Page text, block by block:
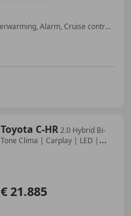
Trekhaak, Parkeerhulp achter, Stoelverwarming, Alarm, Cruise control, Parkeerhulp met camera, Radio, Lichtmetalen velgen
Toyota C-HR2.0 Hybrid Bi-
Tone Clima | Carplay | LED |
€ 21.885